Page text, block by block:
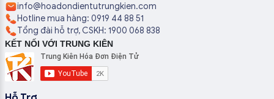
info@hoadondientutrungkien.com
Hotline mua hàng: 0919 44 88 51
Tổng đài hỗ trợ, CSKH: 1900 068 838
KẾT NỐI VỚI TRUNG KIÊN